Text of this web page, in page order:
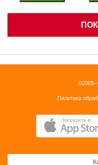
Политика
Загрузите в